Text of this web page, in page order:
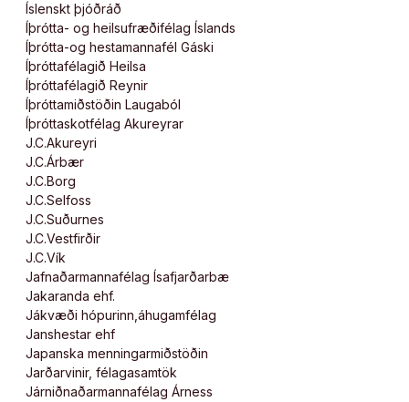
Íslenskt þjóðráð
Íþrótta- og heilsufræðifélag Íslands
Íþrótta-og hestamannafél Gáski
Íþróttafélagið Heilsa
Íþróttafélagið Reynir
Íþróttamiðstöðin Laugaból
Íþróttaskotfélag Akureyrar
J.C.Akureyri
J.C.Árbær
J.C.Borg
J.C.Selfoss
J.C.Suðurnes
J.C.Vestfirðir
J.C.Vík
Jafnaðarmannafélag Ísafjarðarbæ
Jakaranda ehf.
Jákvæði hópurinn,áhugamfélag
Janshestar ehf
Japanska menningarmiðstöðin
Jarðarvinir, félagasamtök
Járniðnaðarmannafélag Árness